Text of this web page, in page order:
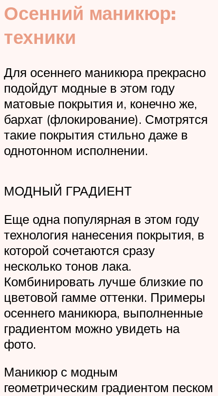
Осенний маникюр:
техники
Для осеннего маникюра прекрасно
подойдут модные в этом году
матовые покрытия и, конечно же,
бархат (флокирование). Смотрятся
такие покрытия стильно даже в
однотонном исполнении.
МОДНЫЙ ГРАДИЕНТ
Еще одна популярная в этом году
технология нанесения покрытия, в
которой сочетаются сразу
несколько тонов лака.
Комбинировать лучше близкие по
цветовой гамме оттенки. Примеры
осеннего маникюра, выполненные
градиентом можно увидеть на
фото.
Маникюр с модным
геометрическим градиентом песком